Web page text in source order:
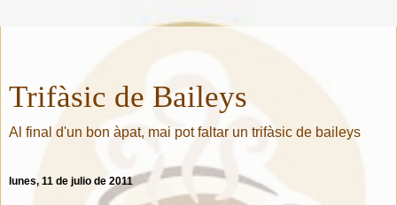
Trifàsic de Baileys
Al final d'un bon àpat, mai pot faltar un trifàsic de baileys
lunes, 11 de julio de 2011